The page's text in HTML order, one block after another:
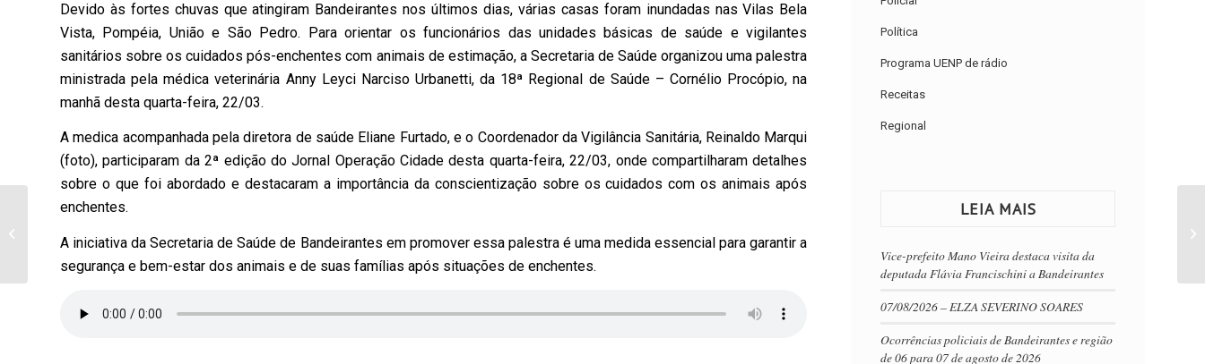
Devido às fortes chuvas que atingiram Bandeirantes nos últimos dias, várias casas foram inundadas nas Vilas Bela
Vista, Pompéia, União e São Pedro. Para orientar os funcionários das unidades básicas de saúde e vigilantes
sanitários sobre os cuidados pós-enchentes com animais de estimação, a Secretaria de Saúde organizou uma palestra
ministrada pela médica veterinária Anny Leyci Narciso Urbanetti, da 18ª Regional de Saúde – Cornélio Procópio, na
manhã desta quarta-feira, 22/03.
A medica acompanhada pela diretora de saúde Eliane Furtado, e o Coordenador da Vigilância Sanitária, Reinaldo Marqui
(foto), participaram da 2ª edição do Jornal Operação Cidade desta quarta-feira, 22/03, onde compartilharam detalhes
sobre o que foi abordado e destacaram a importância da conscientização sobre os cuidados com os animais após
enchentes.
A iniciativa da Secretaria de Saúde de Bandeirantes em promover essa palestra é uma medida essencial para garantir a
segurança e bem-estar dos animais e de suas famílias após situações de enchentes.
Política
Programa UENP de rádio
Receitas
Regional
LEIA MAIS
Vice-prefeito Mano Vieira destaca visita da
deputada Flávia Francischini a Bandeirantes
07/08/2026 – ELZA SEVERINO SOARES
Ocorrências policiais de Bandeirantes e região
de 06 para 07 de agosto de 2026
Rotary Club de
uma homenagem a
historiador